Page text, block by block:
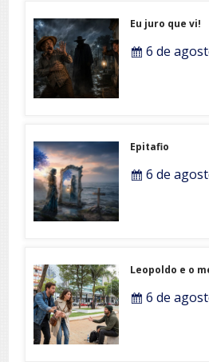
Eu juro que vi!
6 de
Epitafio
6 de
Leopoldo e o
6 de